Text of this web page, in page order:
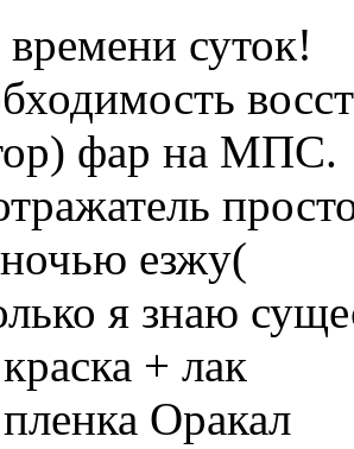
суток!
фар на МПС.
езжу(
я знаю
+ лак
Оракал